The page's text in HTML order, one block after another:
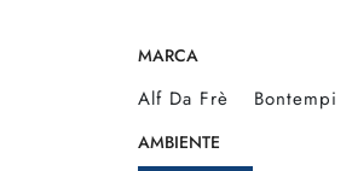
MARCA
Alf Da Frè Bontempi
AMBIENTE